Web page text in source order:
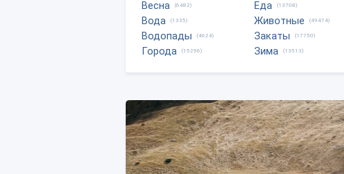
Весна (6482)
Вода (1335)
Водопады (4624)
Города (15296)
Еда (13708)
Животные (49474)
Закаты (17750)
Зима (13513)